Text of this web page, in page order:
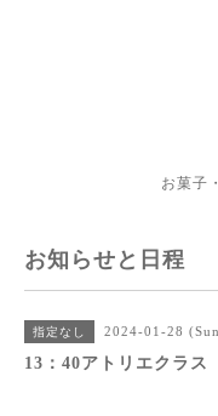
お菓子
お知らせと日程
指定なし 2024-01-28
13：40アトリエクラス